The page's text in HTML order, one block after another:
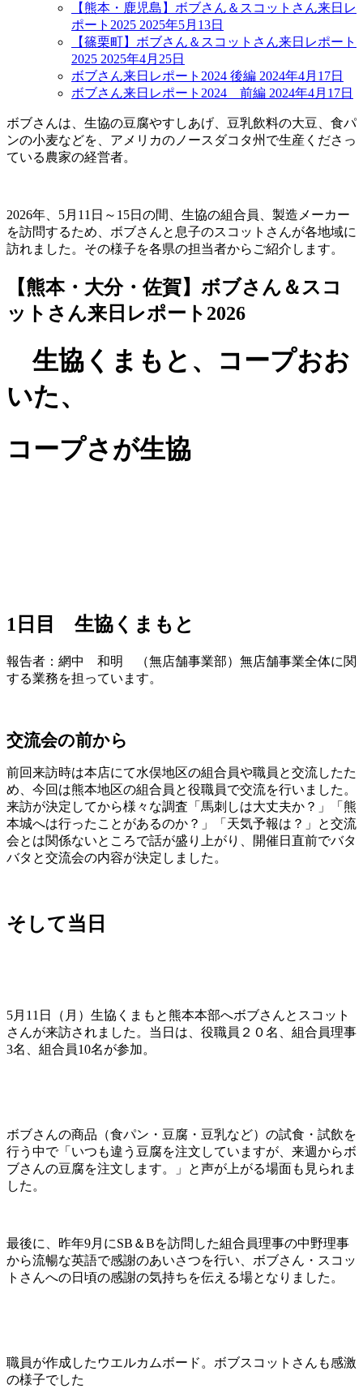
【熊本・鹿児島】ボブさん＆スコットさん来日レ
ポート2025 2025年5月13日
【篠栗町】ボブさん＆スコットさん来日レポート
2025 2025年4月25日
ボブさん来日レポート2024 後編 2024年4月17日
ボブさん来日レポート2024 前編 2024年4月17日
ボブさんは、生協の豆腐やすしあげ、豆乳飲料の大豆、食パ
ンの小麦などを、アメリカのノースダコタ州で生産くださっ
ている農家の経営者。
2026年、5月11日～15日の間、生協の組合員、製造メーカー
を訪問するため、ボブさんと息子のスコットさんが各地域に
訪れました。その様子を各県の担当者からご紹介します。
【熊本・大分・佐賀】ボブさん＆スコ
ットさん来日レポート2026
生協くまもと、コープおお
いた、
コープさが生協
1日目 生協くまもと
報告者：網中 和明 （無店舗事業部）無店舗事業全体に関
する業務を担っています。
交流会の前から
前回来訪時は本店にて水俣地区の組合員や職員と交流したた
め、今回は熊本地区の組合員と役職員で交流を行いました。
来訪が決定してから様々な調査「馬刺しは大丈夫か？」「熊
本城へは行ったことがあるのか？」「天気予報は？」と交流
会とは関係ないところで話が盛り上がり、開催日直前でバタ
バタと交流会の内容が決定しました。
そして当日
5月11日（月）生協くまもと熊本本部へボブさんとスコット
さんが来訪されました。当日は、役職員２０名、組合員理事
3名、組合員10名が参加。
ボブさんの商品（食パン・豆腐・豆乳など）の試食・試飲を
行う中で「いつも違う豆腐を注文していますが、来週からボ
ブさんの豆腐を注文します。」と声が上がる場面も見られま
した。
最後に、昨年9月にSB＆Bを訪問した組合員理事の中野理事
から流暢な英語で感謝のあいさつを行い、ボブさん・スコッ
トさんへの日頃の感謝の気持ちを伝える場となりました。
職員が作成したウエルカムボード。ボブスコットさんも感激
の様子でした